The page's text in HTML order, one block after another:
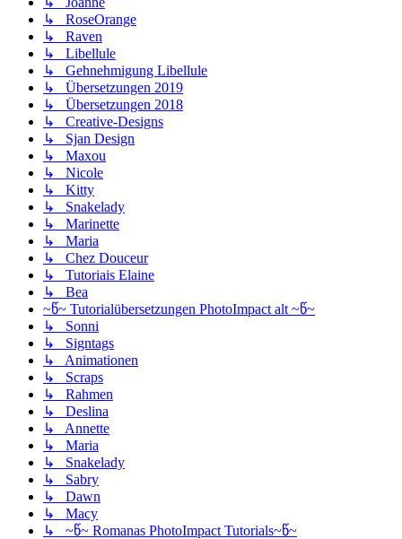
↳ RoseOrange
↳ Raven
↳ Libellule
↳ Gehnehmigung Libellule
↳ Übersetzungen 2019
↳ Übersetzungen 2018
↳ Creative-Designs
↳ Sjan Design
↳ Maxou
↳ Nicole
↳ Kitty
↳ Snakelady
↳ Marinette
↳ Maria
↳ Chez Douceur
↳ Tutoriais Elaine
↳ Bea
~წ~ Tutorialübersetzungen PhotoImpact alt ~წ~
↳ Sonni
↳ Signtags
↳ Animationen
↳ Scraps
↳ Rahmen
↳ Deslina
↳ Annette
↳ Maria
↳ Snakelady
↳ Sabry
↳ Dawn
↳ Macy
↳ ~წ~ Romanas PhotoImpact Tutorials~წ~